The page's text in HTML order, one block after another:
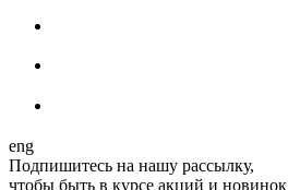
eng
Подпишитесь на нашу рассылку,
чтобы быть в курсе акций и новинок